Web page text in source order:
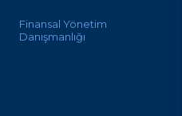
Finansal Yönetim
Danışmanlığı